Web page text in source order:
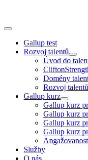
content
Toggle
NavigationGallup test
Rozvoj talentů
Úvod do
Domény
Rozvoj talentů
Gallup kurz
Gallup kurz
Gallup kurz
Gallup kurz
Gallup kurz
Služby
O nás